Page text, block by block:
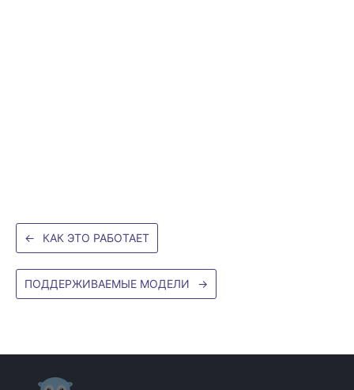
← КАК ЭТО РАБОТАЕТ
ПОДДЕРЖИВАЕМЫЕ МОДЕЛИ →